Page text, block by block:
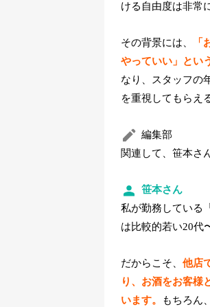
ける自由度は非常
その背景には、
「
やっていい」とい
なり、スタッフの
を重視してもらえ
編集部
関連して、笹本さ
笹本さん
私が勤務している
は比較的若い20代
だからこそ、 他店
り、お酒をお客様
います。
もちろん